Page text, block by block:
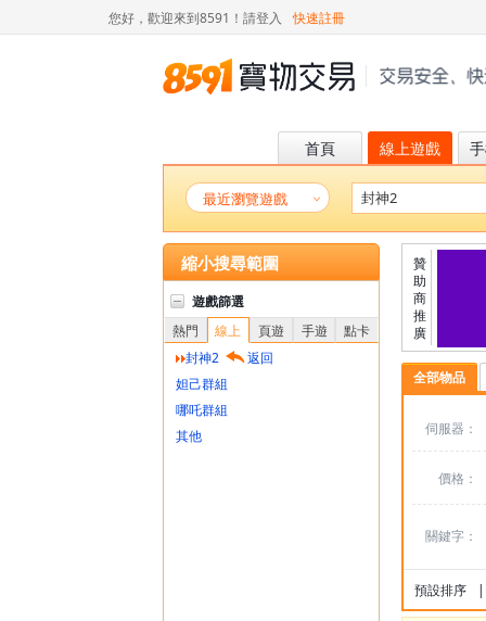
您好，歡迎來到8591！ 請登入 快速註冊
首頁 線上遊戲
最近瀏覽遊戲
縮小搜尋範圍
遊戲篩選
熱門
線上 頁遊 手遊
點卡
封神2
返回
妲己群組
哪吒群組
其他
贊
助
商
推
廣
全部物品
伺服器：
價格：
關鍵字：
預設排序 |